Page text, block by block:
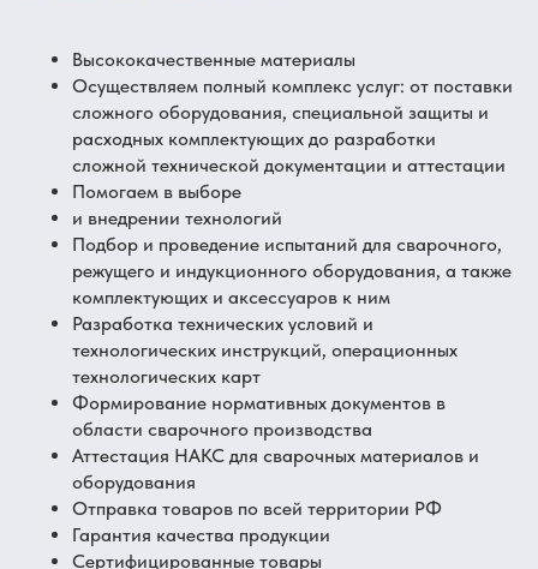
Высококачественные материалы
Осуществляем полный комплекс услуг: от поставки
сложного оборудования, специальной защиты и
расходных комплектующих до разработки
сложной технической документации и аттестации
Помогаем в выборе
и внедрении технологий
Подбор и проведение испытаний для сварочного,
режущего и индукционного оборудования, а также
комплектующих и аксессуаров к ним
Разработка технических условий и
технологических инструкций, операционных
технологических карт
Формирование нормативных документов в
области сварочного производства
Аттестация НАКС для сварочных материалов и
оборудования
Отправка товаров по всей территории РФ
Гарантия качества продукции
Сертифицированные товары